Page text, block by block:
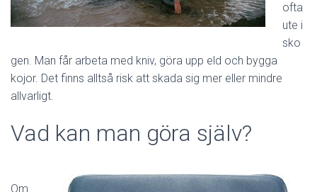
ofta
ute i
sko
gen. Man får arbeta med kniv, göra upp eld och bygga
kojor. Det finns alltså risk att skada sig mer eller mindre
allvarligt.
Vad kan man göra själv?
Om